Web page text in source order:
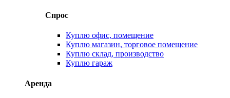
Спрос
Куплю офис, помещение
Куплю магазин, торговое помещение
Куплю склад, производство
Куплю гараж
Аренда